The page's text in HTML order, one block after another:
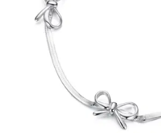
semipretioase
Bijuterii argint placat cu aur
Bijuterii argint cu diverse
Bijuterii argint cu murano
Bijuterii de Lux
Bijuterii gotice si rock
Bijuterii Handmade
Bijuterii fantezie
Casete si cutii de bijuterii